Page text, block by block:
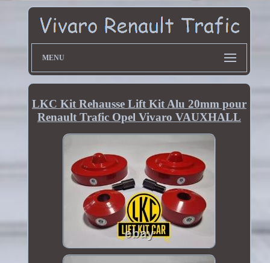
MENU
LKC Kit Rehausse Lift Kit Alu 20mm pour
Renault Trafic Opel Vivaro VAUXHALL